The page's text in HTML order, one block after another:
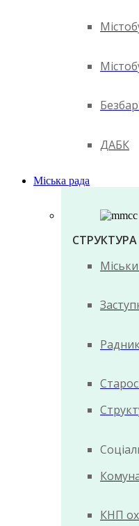
ДАБК
Міська рада
СТРУКТУРА
КНП